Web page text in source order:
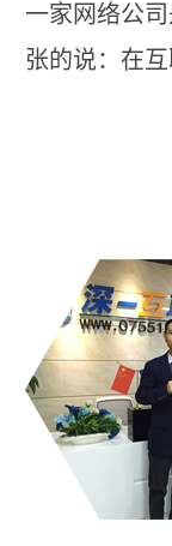
一家网络公
张的说：在